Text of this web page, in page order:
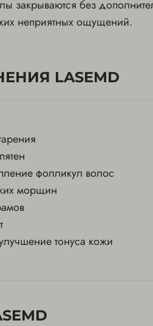
закрываются без
неприятных ощущений.
LASEMD
фолликул волос
морщин
тонуса кожи